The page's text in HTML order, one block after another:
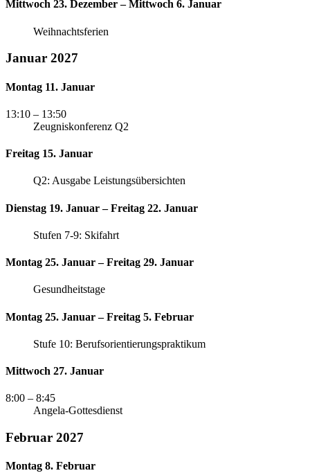
Mittwoch 23. Dezember – Mittwoch 6. Januar
Weihnachtsferien
Januar 2027
Montag 11. Januar
13:10 – 13:50
Zeugniskonferenz Q2
Freitag 15. Januar
Q2: Ausgabe Leistungsübersichten
Dienstag 19. Januar – Freitag 22. Januar
Stufen 7-9: Skifahrt
Montag 25. Januar – Freitag 29. Januar
Gesundheitstage
Montag 25. Januar – Freitag 5. Februar
Stufe 10: Berufsorientierungspraktikum
Mittwoch 27. Januar
8:00 – 8:45
Angela-Gottesdienst
Februar 2027
Montag 8. Februar